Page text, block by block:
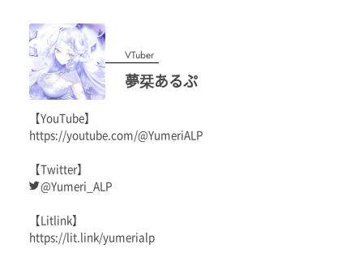
VTuber
夢栞あるぷ
【YouTube】
https://youtube.com/@YumeriALP
【Twitter】
@Yumeri_ALP
【Litlink】
https://lit.link/yumerialp